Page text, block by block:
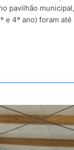
pavilhão
4º ano) foram